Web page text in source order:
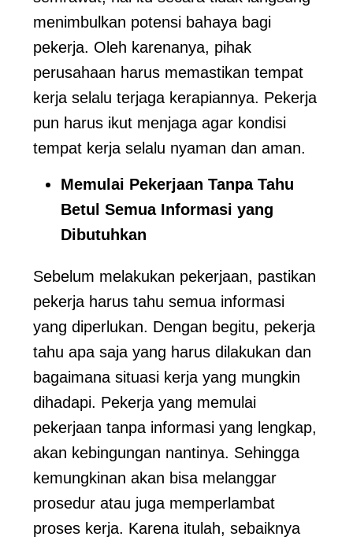
menimbulkan potensi bahaya bagi
pekerja. Oleh karenanya, pihak
perusahaan harus memastikan tempat
kerja selalu terjaga kerapiannya. Pekerja
pun harus ikut menjaga agar kondisi
tempat kerja selalu nyaman dan aman.
Memulai Pekerjaan Tanpa Tahu
Betul Semua Informasi yang
Dibutuhkan
Sebelum melakukan pekerjaan, pastikan
pekerja harus tahu semua informasi
yang diperlukan. Dengan begitu, pekerja
tahu apa saja yang harus dilakukan dan
bagaimana situasi kerja yang mungkin
dihadapi. Pekerja yang memulai
pekerjaan tanpa informasi yang lengkap,
akan kebingungan nantinya. Sehingga
kemungkinan akan bisa melanggar
prosedur atau juga memperlambat
proses kerja. Karena itulah, sebaiknya